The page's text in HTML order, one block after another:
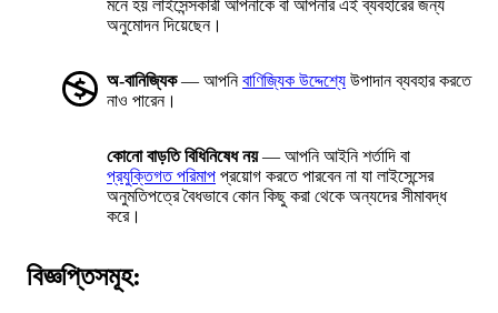
মনে হয় লাইসেন্সকারী আপনাকে বা আপনার এই ব্যবহারের জন্য
অনুমোদন দিয়েছেন।
অ-বানিজ্যিক— আপনিবাণিজ্যিক উদ্দেশ্যে উপাদান ব্যবহার করতে
নাও পারেন।
কোনো বাড়তি বিধিনিষেধ নয়— আপনি আইনি শর্তাদি বা
প্রযুক্তিগত পরিমাপ প্রয়োগ করতে পারবেন না যা লাইসেন্সের
অনুমতিপত্রে বৈধভাবে কোন কিছু করা থেকে অন্যদের সীমাবদ্ধ
করে।
বিজ্ঞপ্তিসমূহ: